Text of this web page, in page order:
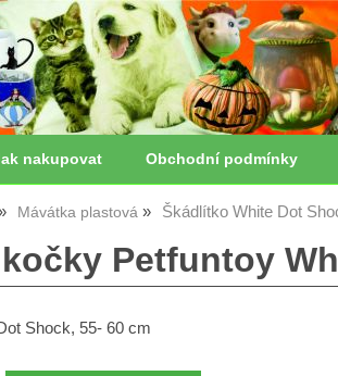
nakupovat Obchodní podmínky
Mávátka plastová Škádlítko White Dot
Petfuntoy
Shock, 55- 60 cm